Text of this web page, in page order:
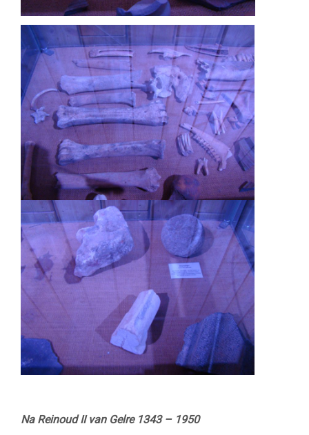
Na Reinoud II van Gelre 1343 – 1950